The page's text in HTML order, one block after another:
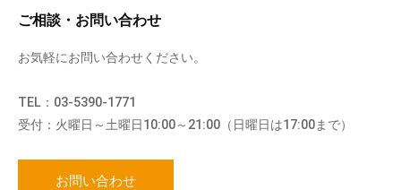
ご相談・お問い合わせ
お気軽にお問い合わせください。
TEL：03-5390-1771
受付：火曜日～土曜日10:00～21:00（日曜日は17:00まで）
お問い合わせ